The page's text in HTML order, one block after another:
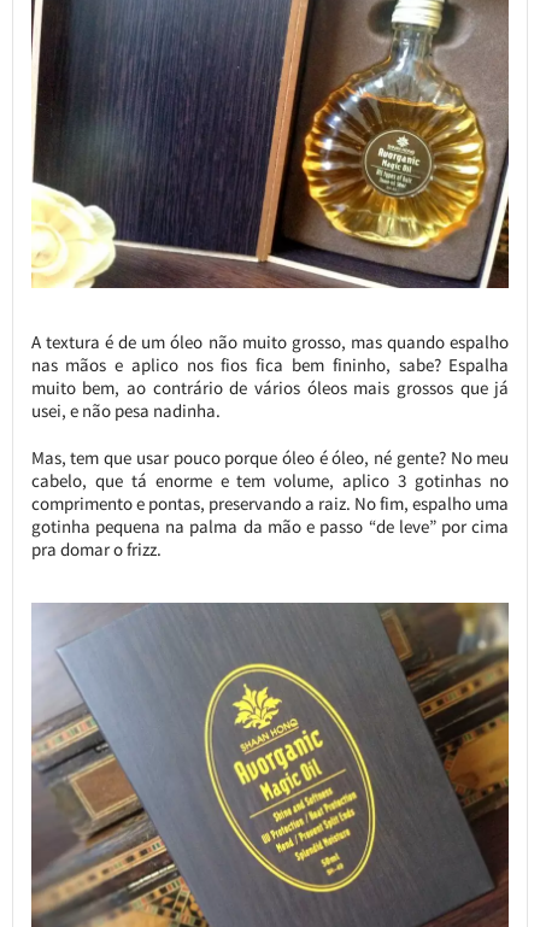
A textura é de um óleo não muito grosso, mas quando espalho
nas mãos e aplico nos fios fica bem fininho, sabe? Espalha
muito bem, ao contrário de vários óleos mais grossos que já
usei, e não pesa nadinha.
Mas, tem que usar pouco porque óleo é óleo, né gente? No meu
cabelo, que tá enorme e tem volume, aplico 3 gotinhas no
comprimento e pontas, preservando a raiz. No fim, espalho uma
gotinha pequena na palma da mão e passo “de leve” por cima
pra domar o frizz.